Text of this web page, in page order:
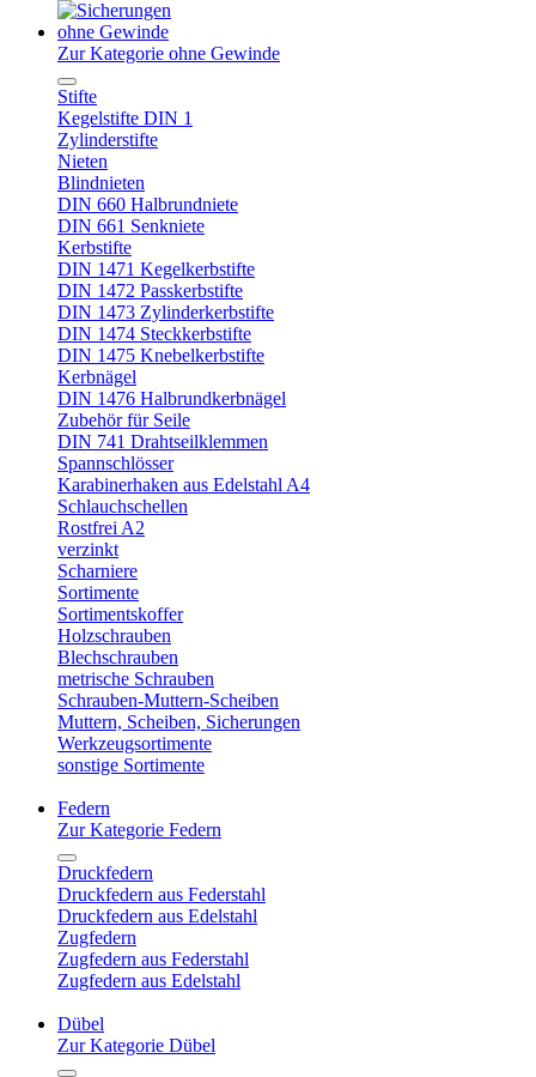
ohne Gewinde
Zur Kategorie ohne Gewinde
Stifte
Kegelstifte DIN 1
Zylinderstifte
Nieten
Blindnieten
DIN 660 Halbrundniete
DIN 661 Senkniete
Kerbstifte
DIN 1471 Kegelkerbstifte
DIN 1472 Passkerbstifte
DIN 1473 Zylinderkerbstifte
DIN 1474 Steckkerbstifte
DIN 1475 Knebelkerbstifte
Kerbnägel
DIN 1476 Halbrundkerbnägel
Zubehör für Seile
DIN 741 Drahtseilklemmen
Spannschlösser
Karabinerhaken aus Edelstahl A4
Schlauchschellen
Rostfrei A2
verzinkt
Scharniere
Sortimente
Sortimentskoffer
Holzschrauben
Blechschrauben
metrische Schrauben
Schrauben-Muttern-Scheiben
Muttern, Scheiben, Sicherungen
Werkzeugsortimente
sonstige Sortimente
Federn
Zur Kategorie Federn
Druckfedern
Druckfedern aus Federstahl
Druckfedern aus Edelstahl
Zugfedern
Zugfedern aus Federstahl
Zugfedern aus Edelstahl
Dübel
Zur Kategorie Dübel